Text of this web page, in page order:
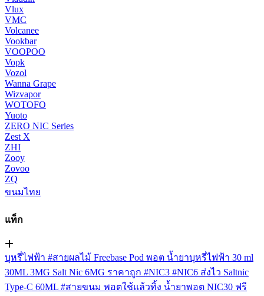
Vlux
VMC
Volcanee
Vookbar
VOOPOO
Vopk
Vozol
Wanna Grape
Wizvapor
WOTOFO
Yuoto
ZERO NIC Series
Zest X
ZHI
Zooy
Zovoo
ZQ
ขนมไทย
แท็ก
บุหรี่ไฟฟ้า #สายผลไม้ Freebase Pod พอต น้ำยาบุหรี่ไฟฟ้า 30 ml
30ML 3MG Salt Nic 6MG ราคาถูก #NIC3 #NIC6 ส่งไว Saltnic
Type-C 60ML #สายขนม พอตใช้แล้วทิ้ง น้ำยาพอต NIC30 ฟรี